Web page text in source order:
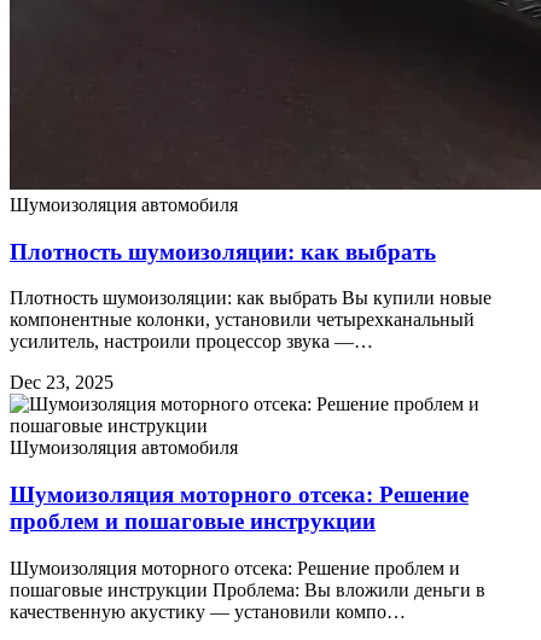
Шумоизоляция автомобиля
Плотность шумоизоляции: как выбрать
Плотность шумоизоляции: как выбрать Вы купили новые
компонентные колонки, установили четырехканальный
усилитель, настроили процессор звука —…
Dec 23, 2025
Шумоизоляция автомобиля
Шумоизоляция моторного отсека: Решение
проблем и пошаговые инструкции
Шумоизоляция моторного отсека: Решение проблем и
пошаговые инструкции Проблема: Вы вложили деньги в
качественную акустику — установили компо…